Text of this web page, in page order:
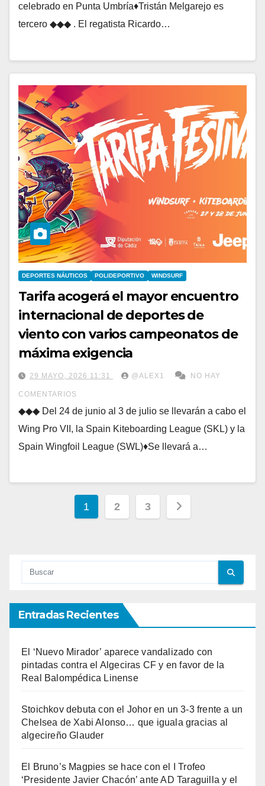
celebrado en Punta Umbría♦Tristán Melgarejo es
tercero ◆◆◆ . El regatista Ricardo…
DEPORTES NÁUTICOS POLIDEPORTIVO WINDSURF
Tarifa acogerá el mayor encuentro
internacional de deportes de
viento con varios campeonatos de
máxima exigencia
29 MAYO, 2026 11:31 @ALEX1 NO HAY
COMENTARIOS
◆◆◆ Del 24 de junio al 3 de julio se llevarán a cabo el
Wing Pro VII, la Spain Kiteboarding League (SKL) y la
Spain Wingfoil League (SWL)♦Se llevará a…
Paginación
1 2 3
Entradas Recientes
El ‘Nuevo Mirador’ aparece vandalizado con
pintadas contra el Algeciras CF y en favor de la
Real Balompédica Linense
Stoichkov debuta con el Johor en un 3-3 frente a un
Chelsea de Xabi Alonso… que iguala gracias al
algecireño Glauder
El Bruno’s Magpies se hace con el I Trofeo
‘Presidente Javier Chacón’ ante AD Taraguilla y el